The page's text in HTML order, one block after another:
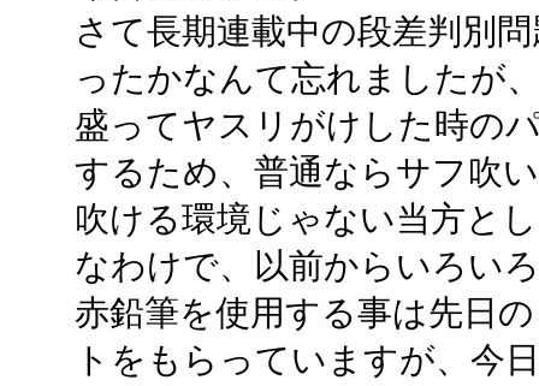
さて長期連載中の段差判別
ったかなんて忘れましたが
盛ってヤスリがけした時の
するため、普通ならサフ吹
吹ける環境じゃない当方と
なわけで、以前からいろい
赤鉛筆を使用する事は先日
トをもらっていますが、今